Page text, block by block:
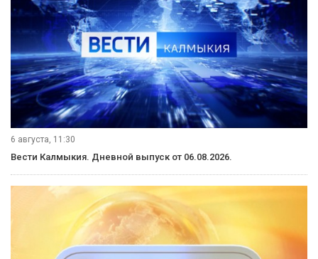
6 августа, 11:30
Вести Калмыкия. Дневной выпуск от 06.08.2026.